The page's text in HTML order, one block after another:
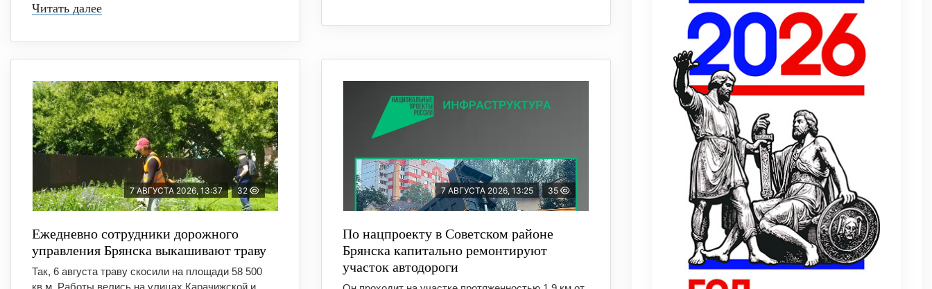
Читать далее
7 АВГУСТА 2026, 13:37 32
Ежедневно сотрудники дорожного
управления Брянска выкашивают траву
Так, 6 августа траву скосили на площади 58 500
7 АВГУСТА 2026, 13:25 35
По нацпроекту в Советском районе
Брянска капитально ремонтируют
участок автодороги